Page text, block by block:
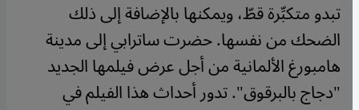
تبدو متكبِّرة قطّ، ويمكنها بالإضافة إلى ذلك
الضحك من نفسها. حضرت ساترابي إلى مدينة
هامبورغ الألمانية من أجل عرض فيلمها الجديد
"دجاج بالبرقوق". تدور أحداث هذا الفيلم في